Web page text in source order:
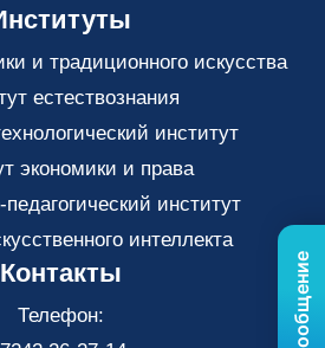
и традиционного искусства
естествознания
институт
экономики и права
институт
интеллекта
Контакты
Телефон: